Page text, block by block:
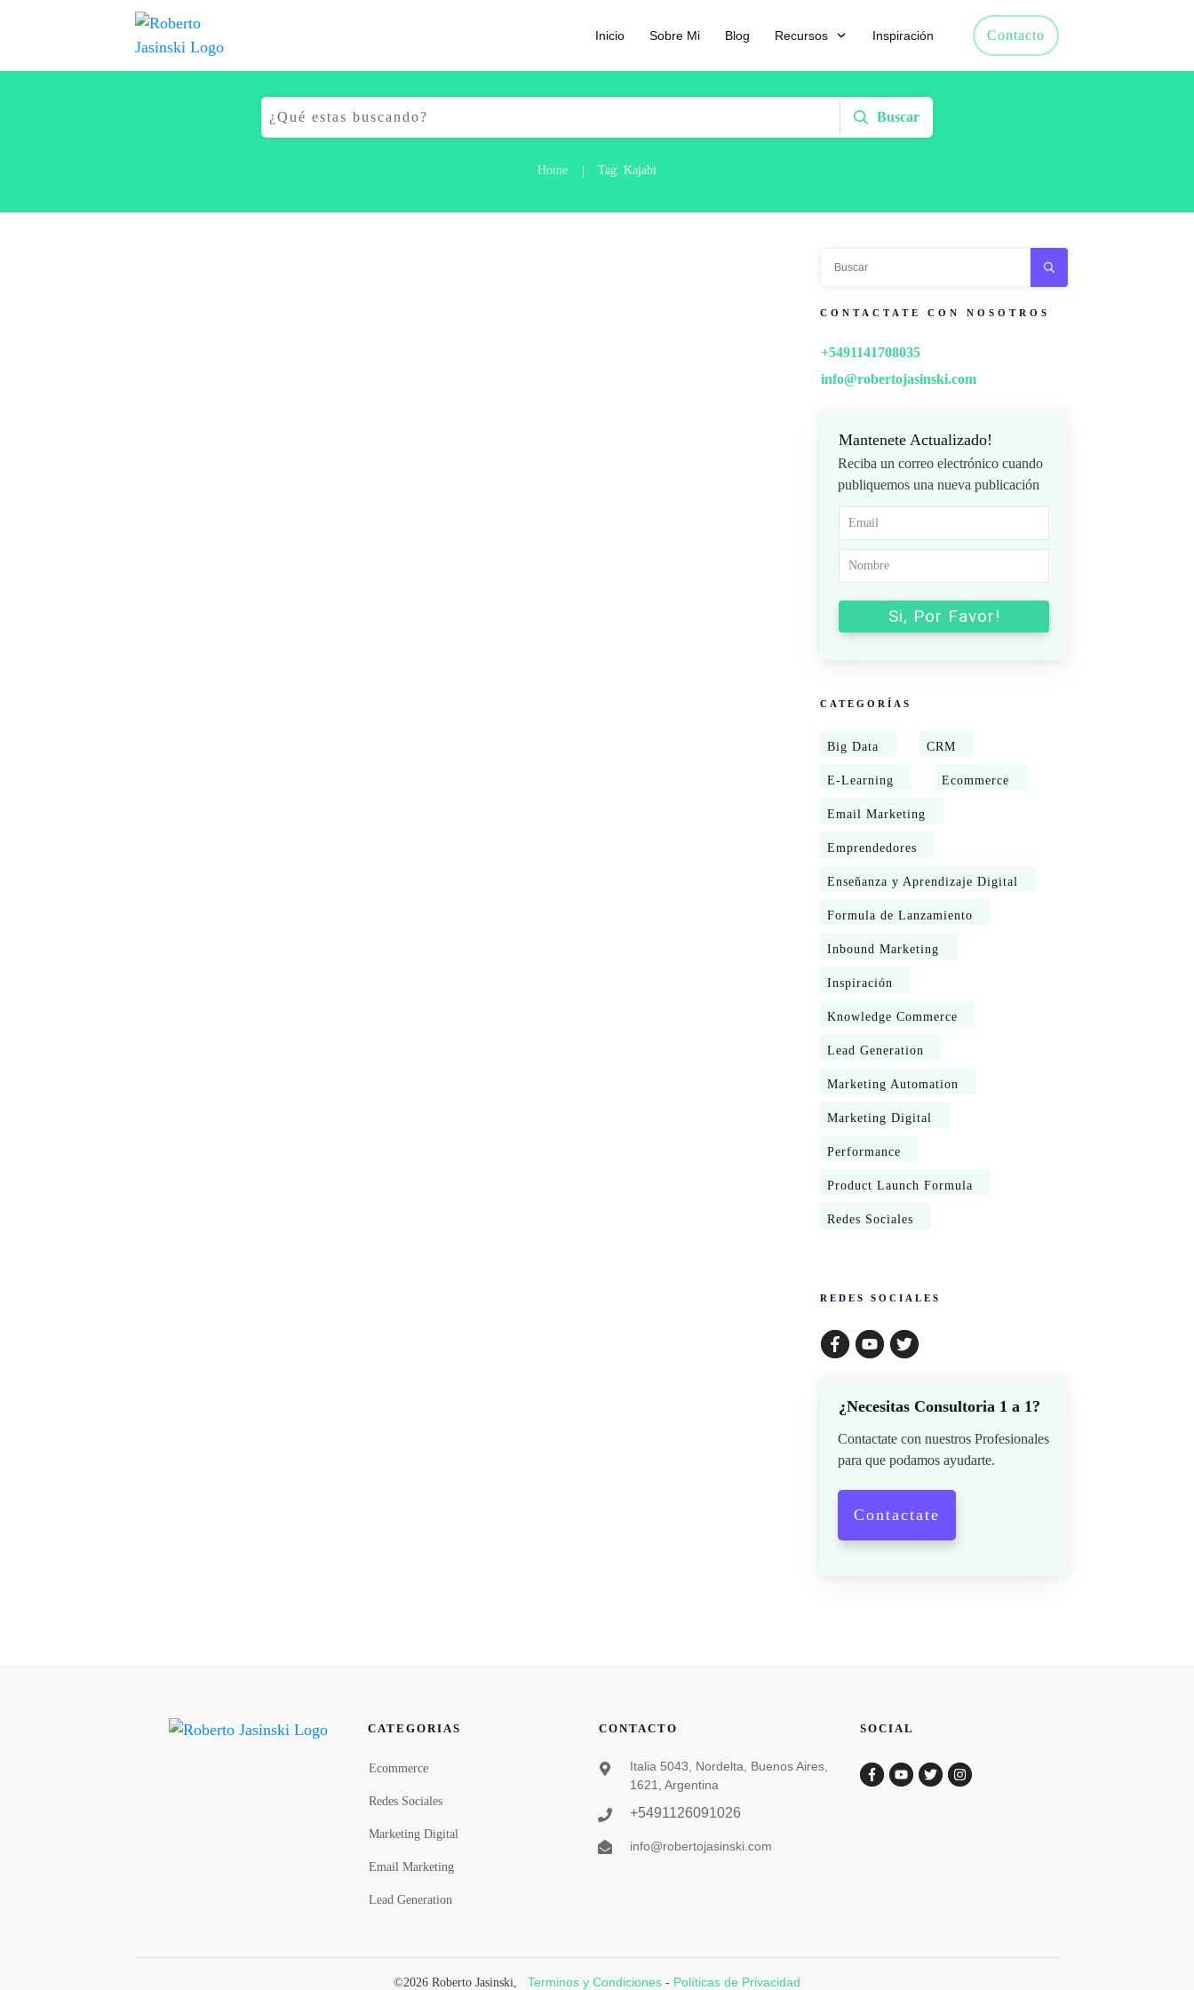
Inicio Sobre Mi Blog Recursos Inspiración Contacto
Buscar
Home | Tag: Kajabi
CONTACTATE CON NOSOTROS
+5491141708035
info@robertojasinski.com
Mantenete Actualizado!
Reciba un correo electrónico cuando
publiquemos una nueva publicación
Si, Por Favor!
CATEGORÍAS
Big Data CRM
E-Learning Ecommerce
Email Marketing
Emprendedores
Enseñanza y Aprendizaje Digital
Formula de Lanzamiento
Inbound Marketing
Inspiración
Knowledge Commerce
Lead Generation
Marketing Automation
Marketing Digital
Performance
Product Launch Formula
Redes Sociales
​REDES SOCIALES
¿Necesitas Consultoria 1 a 1?
Contactate con nuestros Profesionales
para que podamos ayudarte.
Contactate
CATEGORIAS
Ecommerce
Redes Sociales
Marketing Digital
Email Marketing
Lead Generation
CONTACTO
Italia 5043, Nordelta, Buenos Aires,
1621, Argentina
+5491126091026
info@robertojasinski.com
SOCIAL
©2026 Roberto Jasinski, Terminos y Condiciones - Políticas de Privacidad